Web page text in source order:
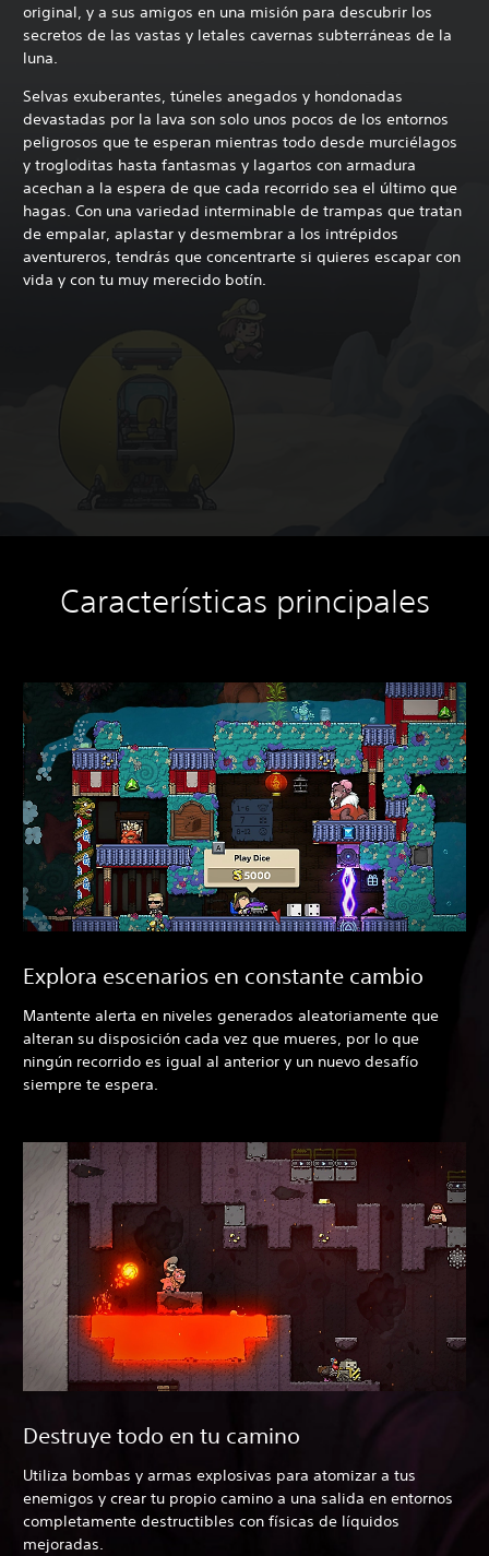
original, y a sus amigos en una misión para descubrir los
secretos de las vastas y letales cavernas subterráneas de la
luna.
Selvas exuberantes, túneles anegados y hondonadas
devastadas por la lava son solo unos pocos de los entornos
peligrosos que te esperan mientras todo desde murciélagos
y trogloditas hasta fantasmas y lagartos con armadura
acechan a la espera de que cada recorrido sea el último que
hagas. Con una variedad interminable de trampas que tratan
de empalar, aplastar y desmembrar a los intrépidos
aventureros, tendrás que concentrarte si quieres escapar con
vida y con tu muy merecido botín.
Características principales
Explora escenarios en constante cambio
Mantente alerta en niveles generados aleatoriamente que
alteran su disposición cada vez que mueres, por lo que
ningún recorrido es igual al anterior y un nuevo desafío
siempre te espera.
Destruye todo en tu camino
Utiliza bombas y armas explosivas para atomizar a tus
enemigos y crear tu propio camino a una salida en entornos
completamente destructibles con físicas de líquidos
mejoradas.